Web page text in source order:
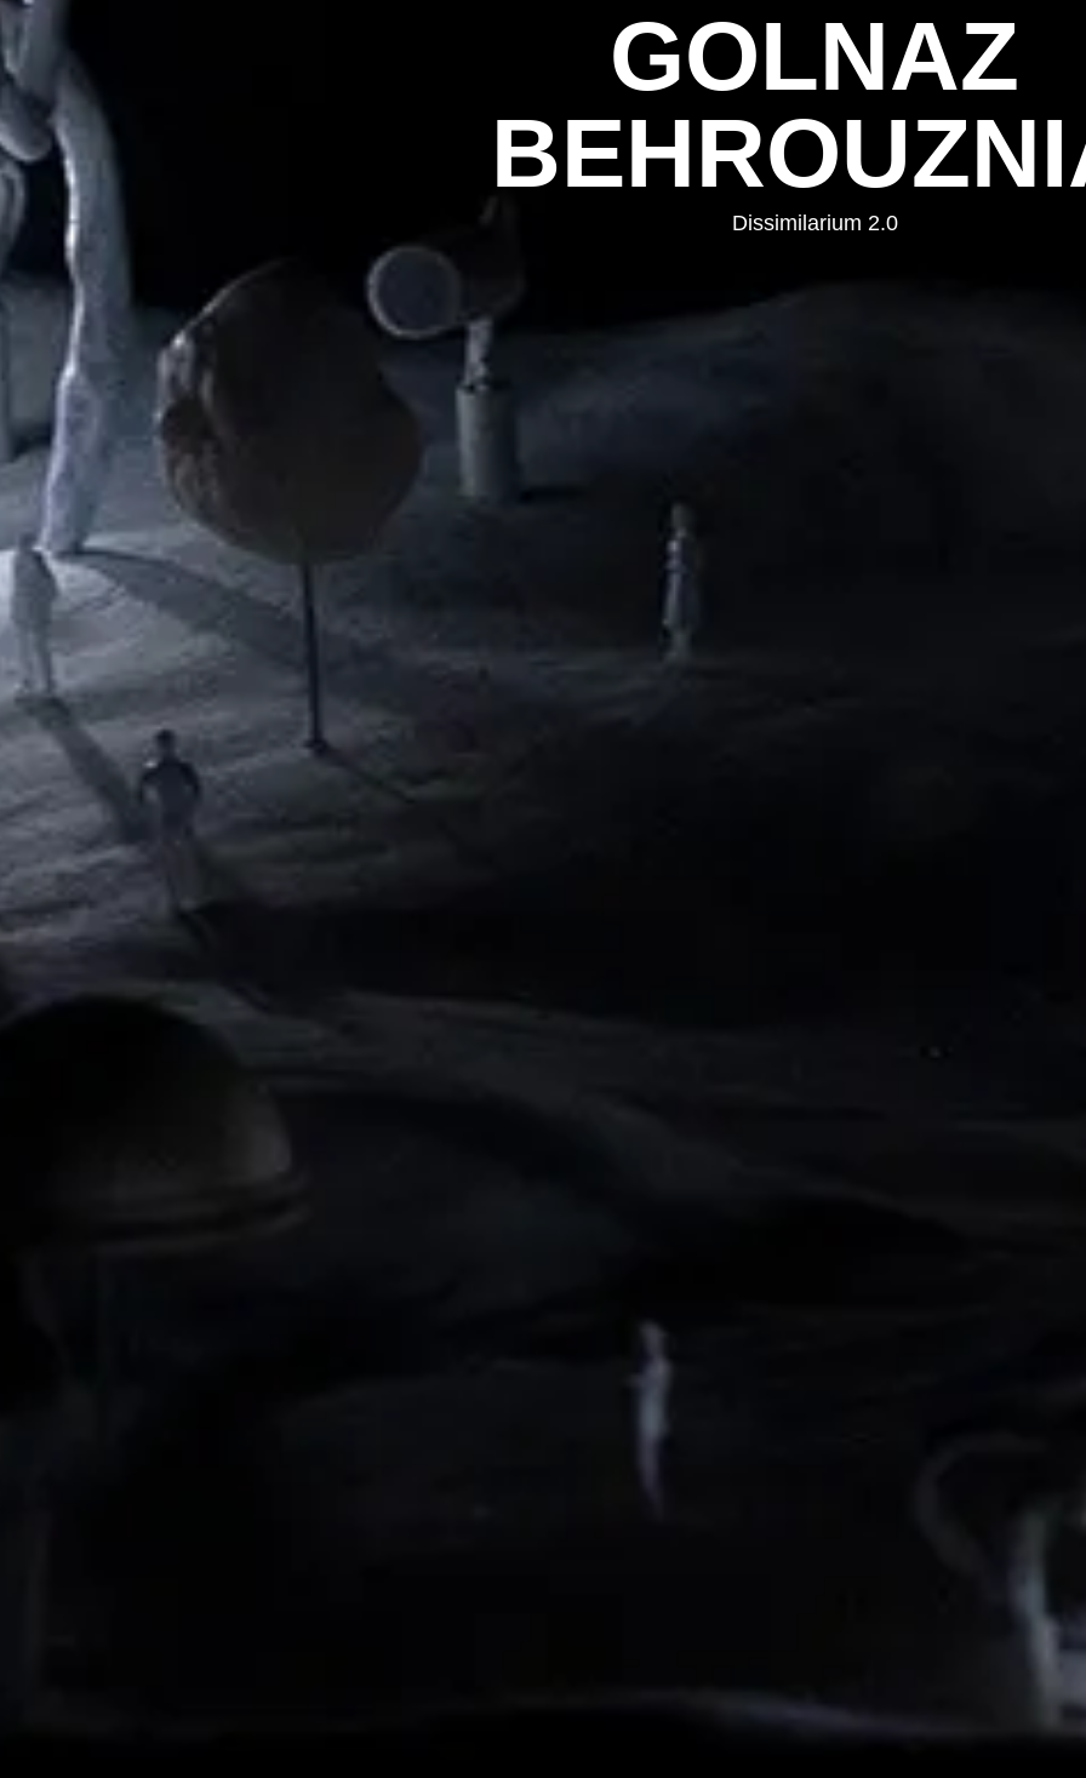
GOLNAZ
Dissimilarium 2.0